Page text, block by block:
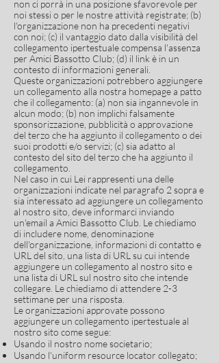
non ci porrà in una posizione sfavorevole per
noi stessi o per le nostre attività registrate; (b)
l'organizzazione non ha precedenti negativi
con noi; (c) il vantaggio dato dalla visibilità del
collegamento ipertestuale compensa l'assenza
per Amici Bassotto Club; (d) il link è in un
contesto di informazioni generali.
Queste organizzazioni potrebbero aggiungere
un collegamento alla nostra homepage a patto
che il collegamento: (a) non sia ingannevole in
alcun modo; (b) non implichi falsamente
sponsorizzazione, pubblicità o approvazione
del terzo che ha aggiunto il collegamento o dei
suoi prodotti e/o servizi; (c) sia adatto al
contesto del sito del terzo che ha aggiunto il
collegamento.
Nel caso in cui Lei rappresenti una delle
organizzazioni indicate nel paragrafo 2 sopra e
sia interessato ad aggiungere un collegamento
al nostro sito, deve informarci inviando
un'email a Amici Bassotto Club. Le chiediamo
di includere nome, denominazione
dell'organizzazione, informazioni di contatto e
URL del sito, una lista di URL su cui intende
aggiungere un collegamento al nostro sito e
una lista di URL sul nostro sito che intende
collegare. Le chiediamo di attendere 2-3
settimane per una risposta.
Le organizzazioni approvate possono
aggiungere un collegamento ipertestuale al
nostro sito come segue:
Usando il nostro nome societario;
Usando l'uniform resource locator collegato;